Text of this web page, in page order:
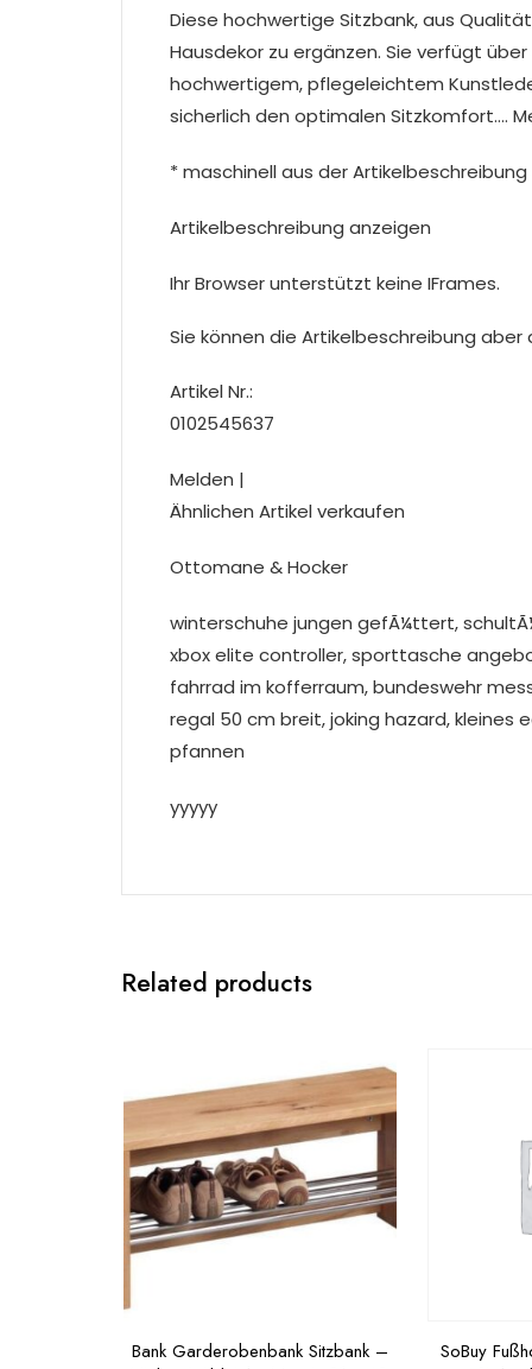
Diese hochwertige Sitzbank, aus
Hausdekor zu ergänzen. Sie verfügt
hochwertigem, pflegeleichtem
sicherlich den optimalen Sitzkomfort….
* maschinell aus der
Artikelbeschreibung anzeigen
Ihr Browser unterstützt keine IFrames.
Sie können die Artikelbeschreibung aber
Artikel Nr.:
0102545637
Melden |
Ähnlichen Artikel verkaufen
Ottomane & Hocker
winterschuhe jungen gefÃ¼ttert,
xbox elite controller, sporttasche
fahrrad im kofferraum, bundeswehr
regal 50 cm breit, joking hazard,
pfannen
yyyyy
Related products
Bank Garderobenbank Sitzbank –
SoBuy